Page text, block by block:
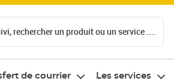
rechercher un produit ou un service ....
de courrier Les services